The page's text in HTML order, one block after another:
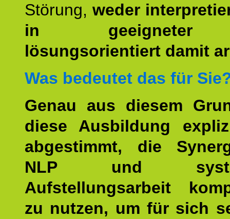
Störung, weder
in geeigneter
lösungsorientiert damit
Was bedeutet das für
Genau aus diesem
diese Ausbildung
abgestimmt, die
NLP und
Aufstellungsarbeit
zu nutzen, um für sich